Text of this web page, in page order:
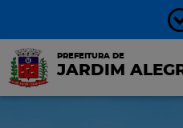
PREFEITURA DE
JARDIM